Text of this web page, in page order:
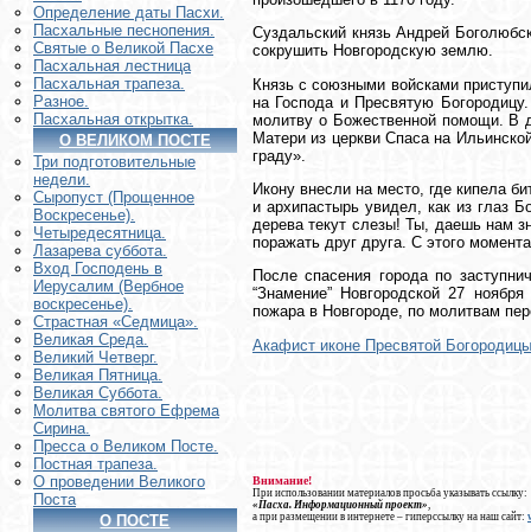
Определение даты Пасхи.
Пасхальные песнопения.
Святые о Великой Пасхе
Пасхальная лестница
Пасхальная трапеза.
Разное.
Пасхальная открытка.
О ВЕЛИКОМ ПОСТЕ
Три подготовительные
недели.
Сыропуст (Прощенное
Воскресенье).
Четыредесятница.
Лазарева суббота.
Вход Господень в
Иерусалим (Вербное
воскресенье).
Страстная «Седмица».
Великая Среда.
Великий Четверг.
Великая Пятница.
Великая Суббота.
Молитва святого Ефрема
Сирина.
Пресса о Великом Посте.
Постная трапеза.
О проведении Великого
Поста
О ПОСТЕ
Суздальский князь Андрей
сокрушить Новгородскую землю.
Князь с союзными войсками
на Господа и Пресвятую
молитву о Божественной помощи. В
Матери из церкви Спаса на
граду».
Икону внесли на место, где кипела
и архипастырь увидел, как из глаз
дерева текут слезы! Ты, даешь нам
поражать друг друга. С этого
После спасения города по
“Знамение” Новгородской 27
пожара в Новгороде, по молитвам
Акафист иконе Пресвятой
Внимание!
При использовании материалов просьба указывать ссылку:
«Пасха. Информационный проект»
а при размещении в интернете – гиперссылку на наш сайт: